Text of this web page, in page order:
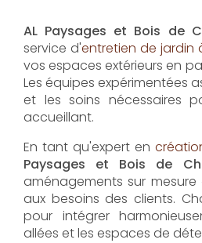
AL Paysages et Bois de
service d'entretien de jardin
vos espaces extérieurs en
Les équipes expérimentées
et les soins nécessaires
accueillant.
En tant qu'expert en
Paysages et Bois de
aménagements sur
aux besoins des clients.
pour intégrer
allées et les espaces de